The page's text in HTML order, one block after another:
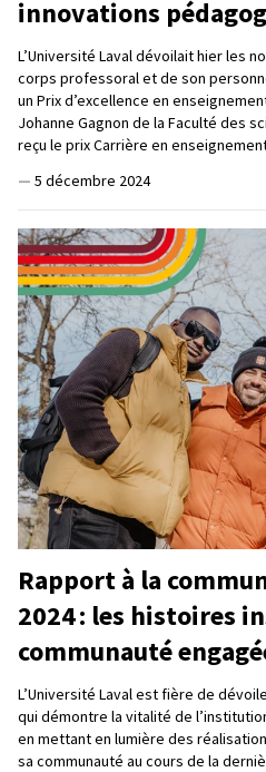
innovations
L’Université Laval dévoilait hier les
corps professoral et de son
un Prix d’excellence en
Johanne Gagnon de la Faculté des
reçu le prix Carrière en
— 5 décembre 2024
Rapport à la
2024 : les histoires
communauté
L’Université Laval est fière de
qui démontre la vitalité de
en mettant en lumière des
sa communauté au cours de la